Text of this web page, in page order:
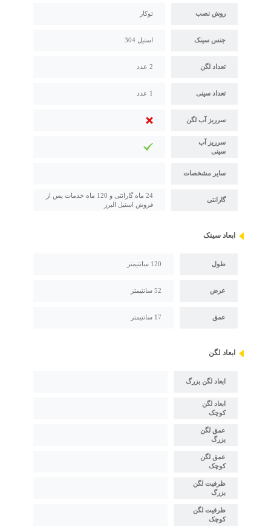
روش نصب توکار
جنس سینک استیل 304
تعداد لگن 2 عدد
تعداد سینی 1 عدد
سرریز آب لگن
سرریز آب
سینی
سایر مشخصات
گارانتی
24 ماه گارانتی و 120 ماه خدمات پس از
فروش استیل البرز
ابعاد سینک
طول 120 سانتیمتر
عرض 52 سانتیمتر
عمق 17 سانتیمتر
ابعاد لگن
ابعاد لگن بزرگ
ابعاد لگن
کوچک
عمق لگن
بزرگ
عمق لگن
کوچک
ظرفیت لگن
بزرگ
ظرفیت لگن
کوچک